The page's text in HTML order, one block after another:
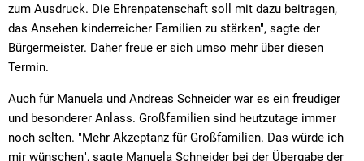
zum Ausdruck. Die Ehrenpatenschaft soll mit dazu beitragen,
das Ansehen kinderreicher Familien zu stärken", sagte der
Bürgermeister. Daher freue er sich umso mehr über diesen
Termin.
Auch für Manuela und Andreas Schneider war es ein freudiger
und besonderer Anlass. Großfamilien sind heutzutage immer
noch selten. "Mehr Akzeptanz für Großfamilien. Das würde ich
mir wünschen", sagte Manuela Schneider bei der Übergabe der